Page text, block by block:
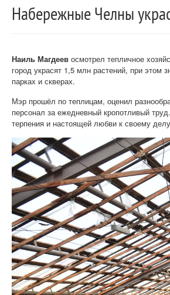
Набережные Челны
Наиль Магдеев осмотрел тепличное
город украсят 1,5 млн растений, при этом
парках и скверах.
Мэр прошёл по теплицам, оценил
персонал за ежедневный кропотливый
терпения и настоящей любви к своему